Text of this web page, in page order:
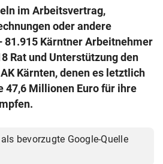
& Co KG 2026
im Arbeitsvertrag,
oder andere
81.915 Kärntner Arbeitnehmer
Rat und Unterstützung den
Kärnten, denen es letztlich
47,6 Millionen Euro für ihre
bevorzugte Google-Quelle